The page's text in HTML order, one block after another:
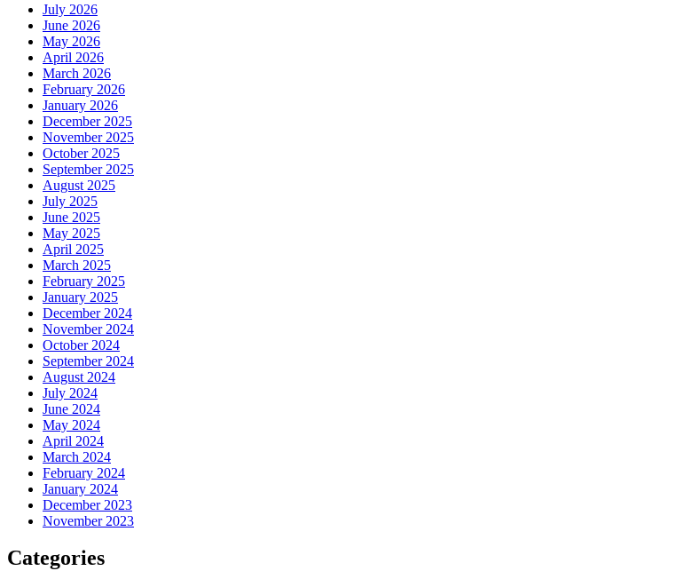
July 2026
June 2026
May 2026
April 2026
March 2026
February 2026
January 2026
December 2025
November 2025
October 2025
September 2025
August 2025
July 2025
June 2025
May 2025
April 2025
March 2025
February 2025
January 2025
December 2024
November 2024
October 2024
September 2024
August 2024
July 2024
June 2024
May 2024
April 2024
March 2024
February 2024
January 2024
December 2023
November 2023
Categories